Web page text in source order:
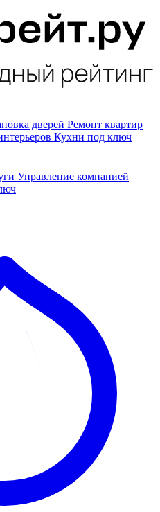
дверей Ремонт квартир
Кухни под ключ
Управление компанией